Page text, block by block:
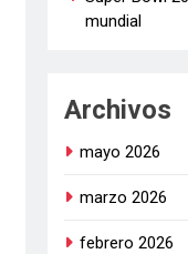
mundial
Archivos
mayo 2026
marzo 2026
febrero 2026